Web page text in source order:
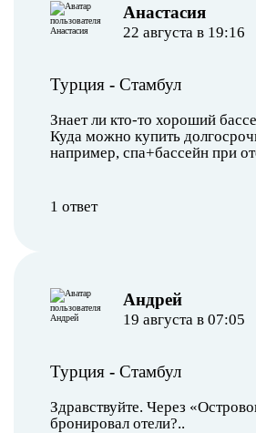
Анастасия
22 августа в 19:16
Турция - Стамбул
Знает ли кто-то хороший
Куда можно купить
например, спа+бассейн при
1 ответ
Андрей
19 августа в 07:05
Турция - Стамбул
Здравствуйте. Через
бронировал отели?..